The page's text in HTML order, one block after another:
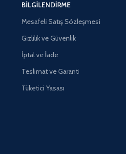
BILGILENDIRME
Mesafeli Satış Sözleşmesi
Gizlilik ve Güvenlik
İptal ve İade
Teslimat ve Garanti
Tüketici Yasası